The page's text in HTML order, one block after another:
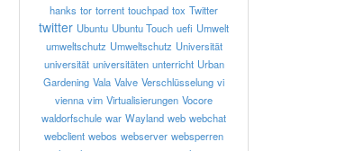
hanks tor torrent touchpad tox Twitter
twitter Ubuntu Ubuntu Touch uefi Umwelt
umweltschutz Umweltschutz Universität
universität universitäten unterricht Urban
Gardening Vala Valve Verschlüsselung vi
vienna vim Virtualisierungen Vocore
waldorfschule war Wayland web webchat
webclient webos webserver websperren